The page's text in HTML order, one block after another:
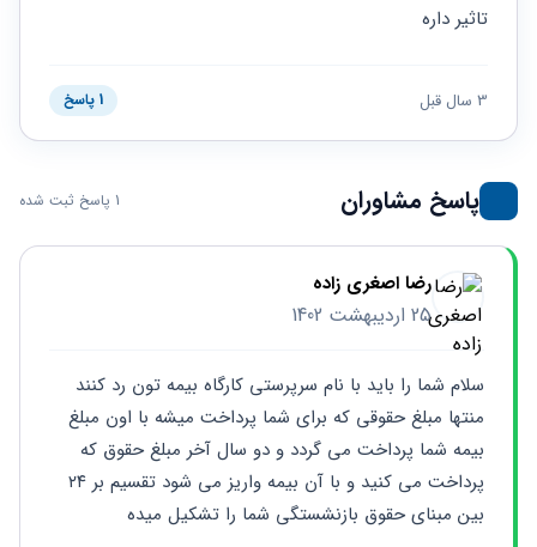
طلاق
خانواده
حقوقی
کسب
سئو و
سایت
ثبت
تاثیر داره
3 سال قبل 1 پاسخ
پاسخ مشاوران 1 پاسخ ثبت شده
رضا اصغری زاده
25 اردیبهشت 1402
بین مبنای حقوق بازنشستگی شما را تشکیل میده